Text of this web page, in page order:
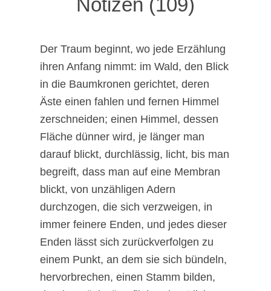
Der Traum beginnt, wo jede Erzählung
ihren Anfang nimmt: im Wald, den Blick
in die Baumkronen gerichtet, deren
Äste einen fahlen und fernen Himmel
zerschneiden; einen Himmel, dessen
Fläche dünner wird, je länger man
darauf blickt, durchlässig, licht, bis man
begreift, dass man auf eine Membran
blickt, von unzähligen Adern
durchzogen, die sich verzweigen, in
immer feinere Enden, und jedes dieser
Enden lässt sich zurückverfolgen zu
einem Punkt, an dem sie sich bündeln,
hervorbrechen, einen Stamm bilden,